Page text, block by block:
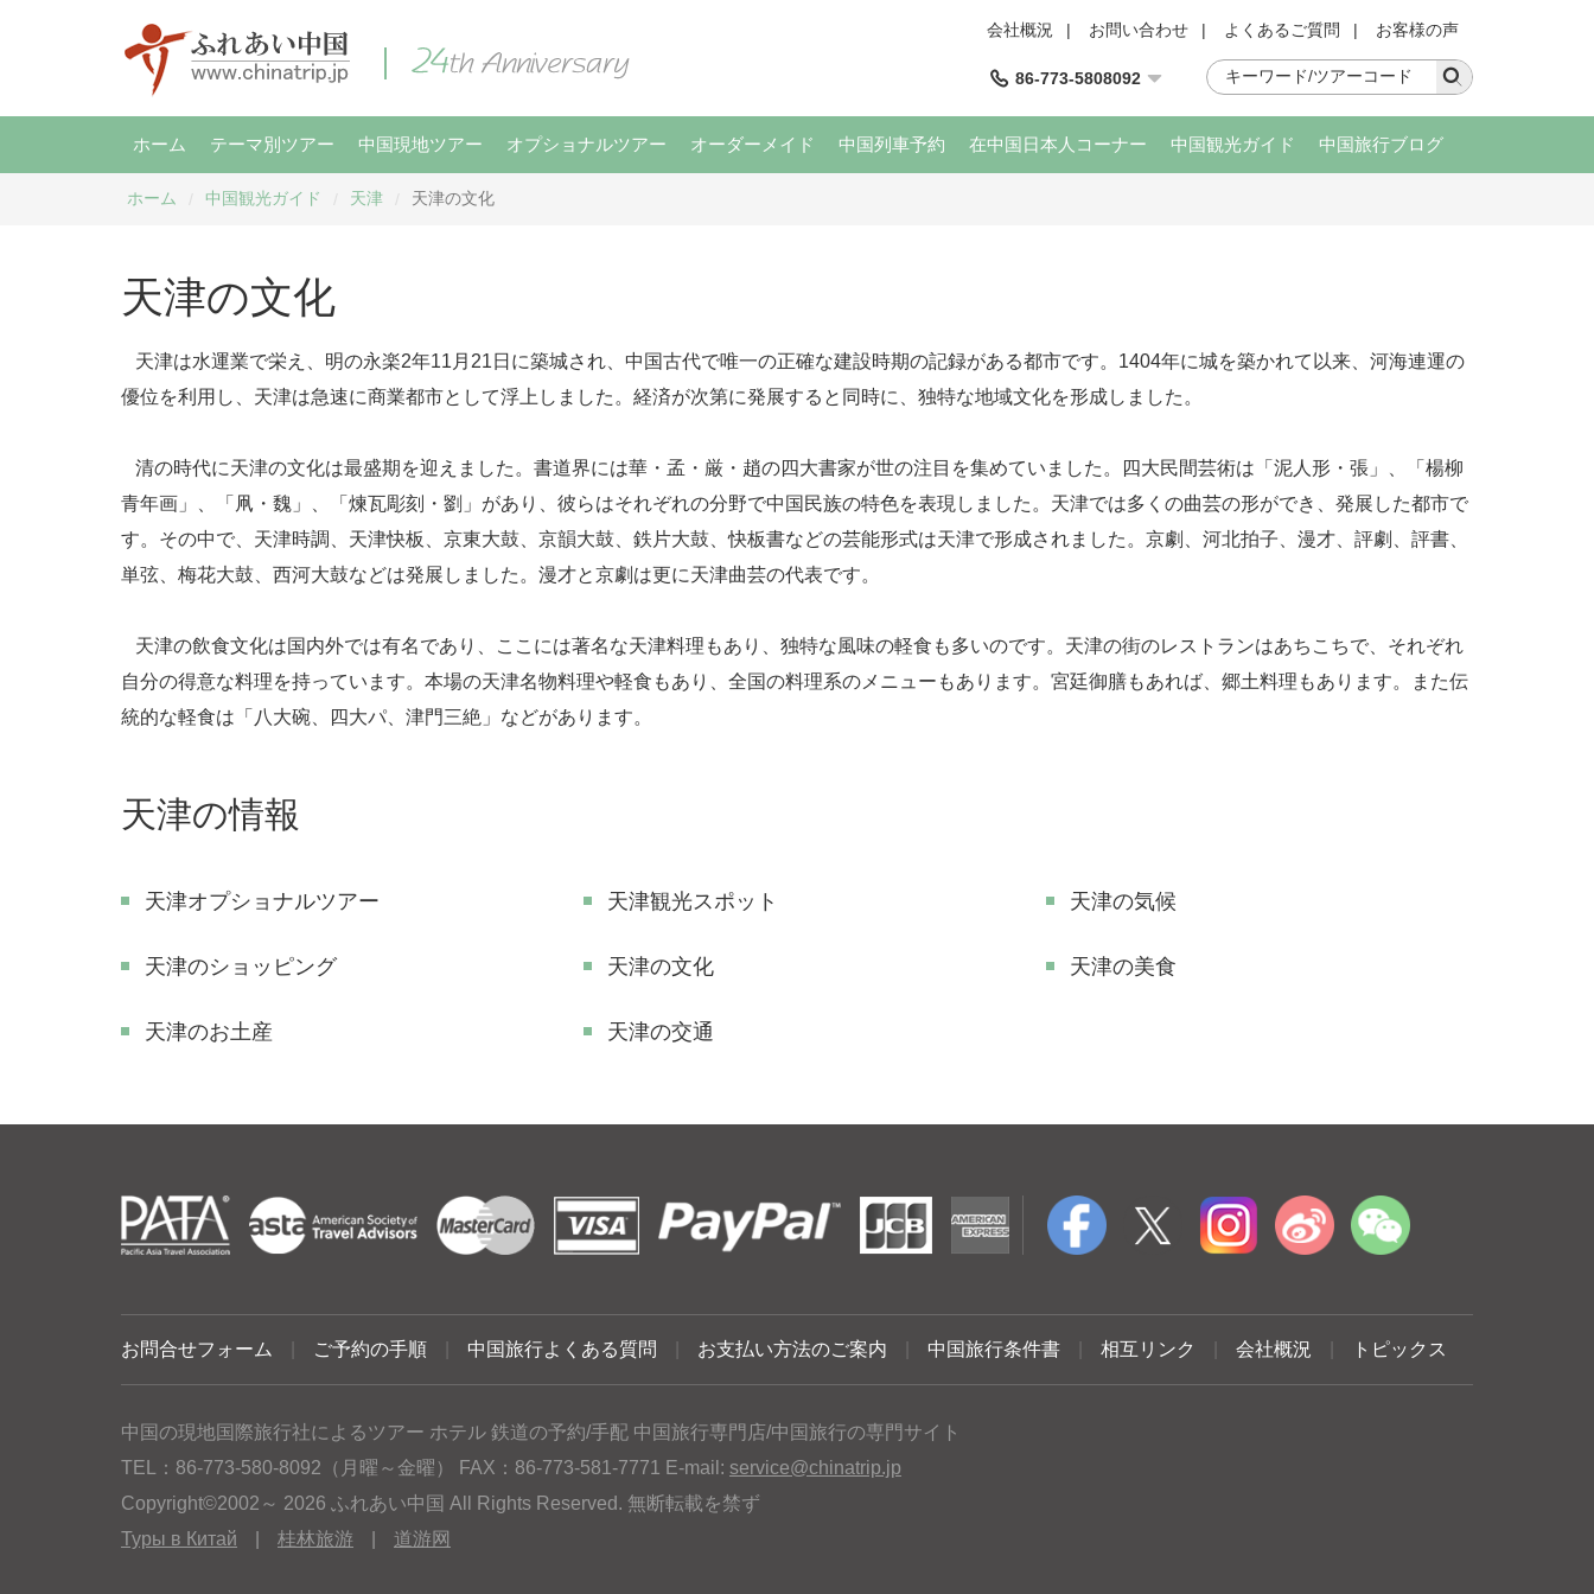
会社概況 | お問い合わせ | よくあるご質問 | お客様の声
86-773-5808092
ホーム テーマ別ツアー 中国現地ツアー オプショナルツアー オーダーメイド 中国列車予約 在中国日本人コーナー 中国観光ガイド 中国旅行ブログ
ホーム 中国観光ガイド 天津 天津の文化
天津の文化
天津は水運業で栄え、明の永楽2年11月21日に築城され、中国古代で唯一の正確な建設時期の記録がある都市です。1404年に城を築かれて以来、河海連運の
優位を利用し、天津は急速に商業都市として浮上しました。経済が次第に発展すると同時に、独特な地域文化を形成しました。
清の時代に天津の文化は最盛期を迎えました。書道界には華・孟・厳・趙の四大書家が世の注目を集めていました。四大民間芸術は「泥人形・張」、「楊柳
青年画」、「凧・魏」、「煉瓦彫刻・劉」があり、彼らはそれぞれの分野で中国民族の特色を表現しました。天津では多くの曲芸の形ができ、発展した都市で
す。その中で、天津時調、天津快板、京東大鼓、京韻大鼓、鉄片大鼓、快板書などの芸能形式は天津で形成されました。京劇、河北拍子、漫才、評劇、評書、
単弦、梅花大鼓、西河大鼓などは発展しました。漫才と京劇は更に天津曲芸の代表です。
天津の飲食文化は国内外では有名であり、ここには著名な天津料理もあり、独特な風味の軽食も多いのです。天津の街のレストランはあちこちで、それぞれ
自分の得意な料理を持っています。本場の天津名物料理や軽食もあり、全国の料理系のメニューもあります。宮廷御膳もあれば、郷土料理もあります。また伝
統的な軽食は「八大碗、四大パ、津門三絶」などがあります。
天津の情報
天津オプショナルツアー 天津観光スポット 天津の気候
天津のショッピング 天津の文化 天津の美食
天津のお土産 天津の交通
お問合せフォーム ご予約の手順 中国旅行よくある質問 お支払い方法のご案内 中国旅行条件書 相互リンク 会社概況 トピックス
中国の現地国際旅行社によるツアー ホテル 鉄道の予約/手配 中国旅行専門店/中国旅行の専門サイト
TEL：86-773-580-8092（月曜～金曜） FAX：86-773-581-7771 E-mail: service@chinatrip.jp
Copyright©2002～ 2026 ふれあい中国 All Rights Reserved. 無断転載を禁ず
Туры в Китай
桂林旅游 道游网